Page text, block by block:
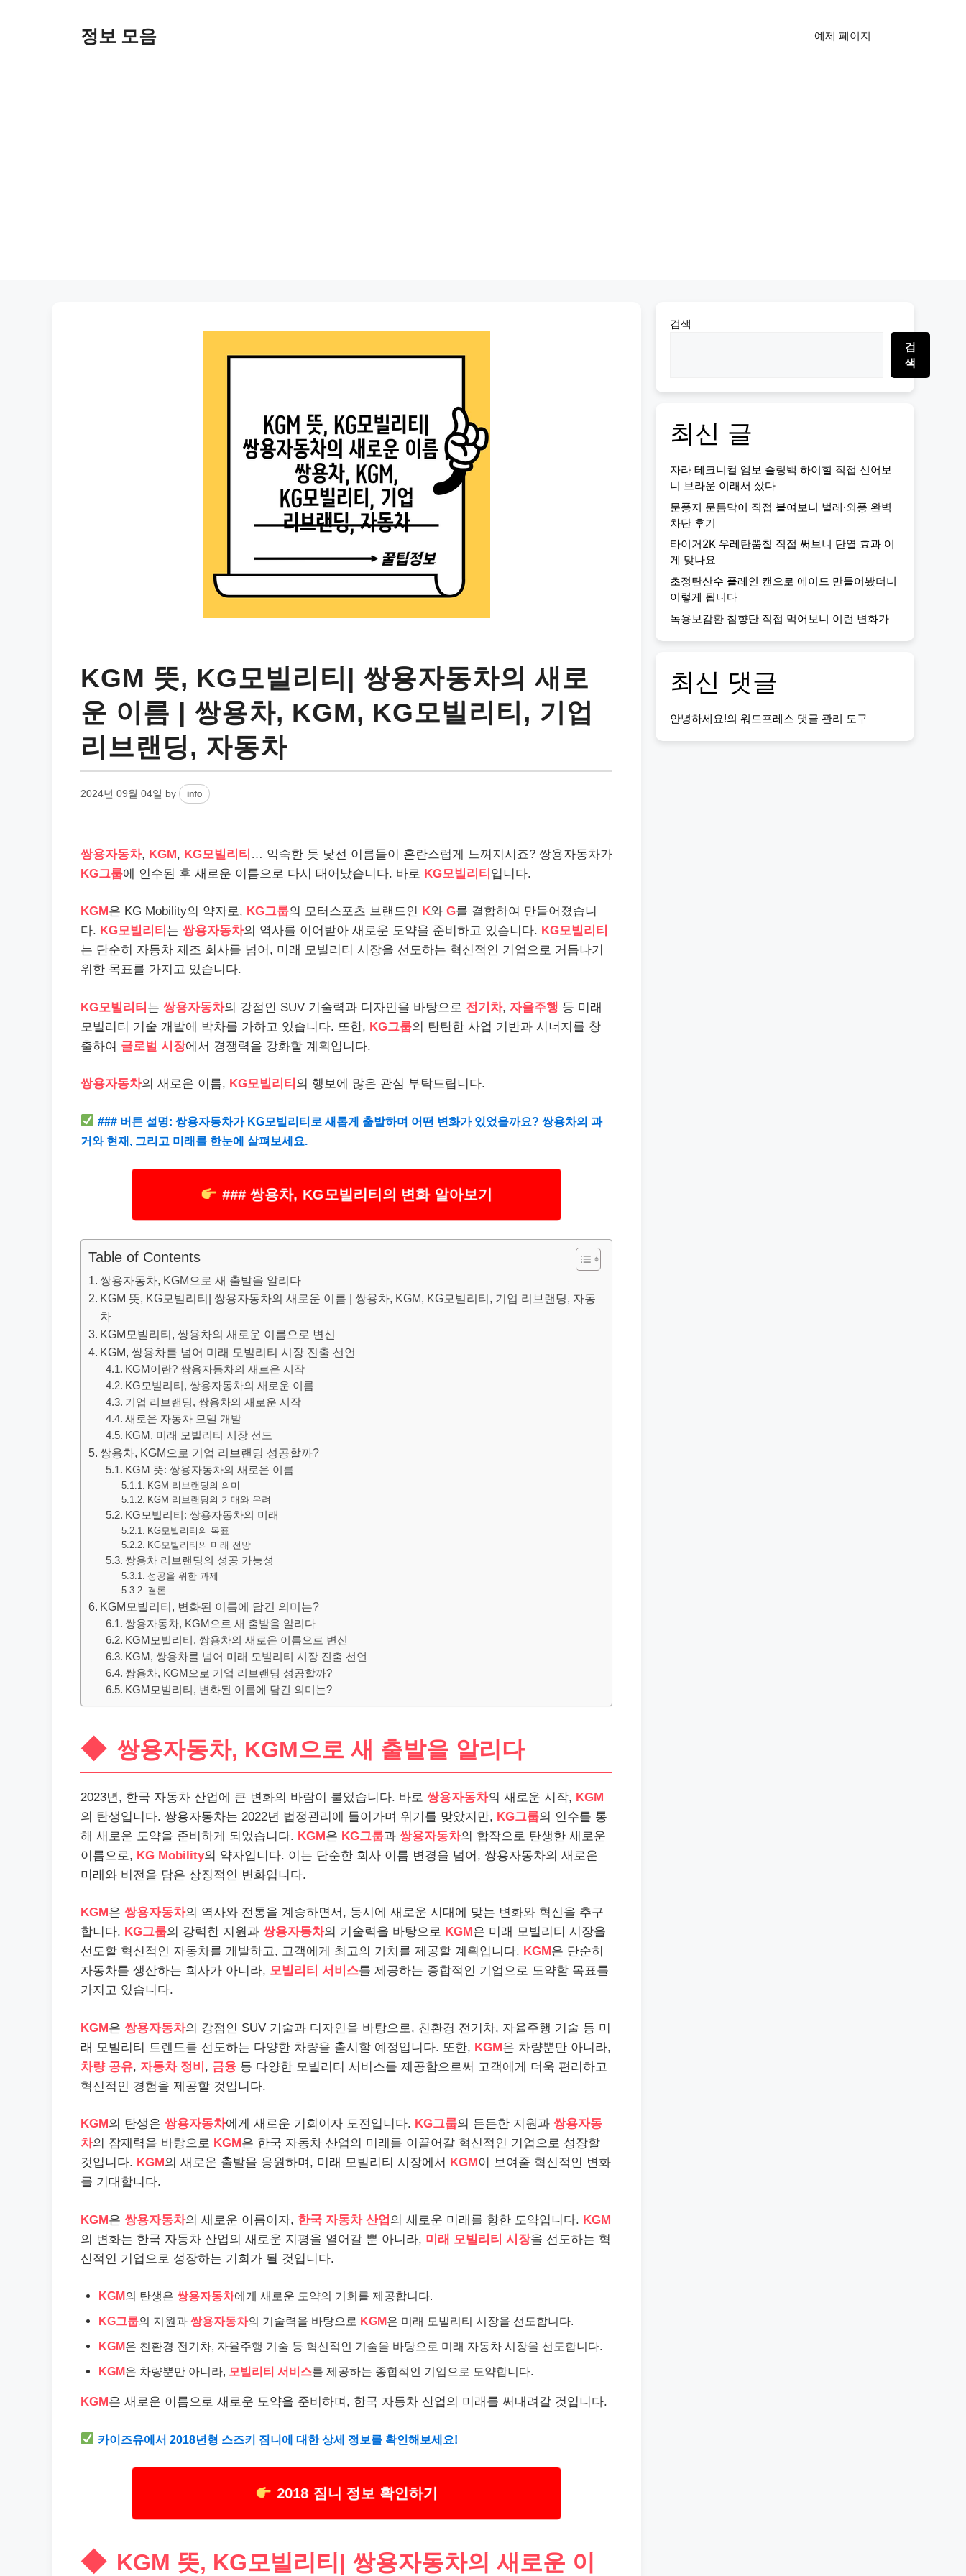
정보 모음 예제 페이지
KGM 뜻, KG모빌리티| 쌍용자동차의 새로
운 이름 | 쌍용차, KGM, KG모빌리티, 기업
리브랜딩, 자동차
2024년 09월 04일 by info
쌍용자동차, KGM, KG모빌리티 … 익숙한 듯 낯선 이름들이 혼란스럽게 느껴지시죠? 쌍용자동차가
KG그룹에 인수된 후 새로운 이름으로 다시 태어났습니다. 바로 KG모빌리티 입니다.
KGM은 KG Mobility의 약자로, KG그룹의 모터스포츠 브랜드인 K와 G를 결합하여 만들어졌습니
다. KG모빌리티 는 쌍용자동차의 역사를 이어받아 새로운 도약을 준비하고 있습니다. KG모빌리티
는 단순히 자동차 제조 회사를 넘어, 미래 모빌리티 시장을 선도하는 혁신적인 기업으로 거듭나기
위한 목표를 가지고 있습니다.
KG모빌리티 는 쌍용자동차의 강점인 SUV 기술력과 디자인을 바탕으로 전기차, 자율주행 등 미래
모빌리티 기술 개발에 박차를 가하고 있습니다. 또한, KG그룹의 탄탄한 사업 기반과 시너지를 창
출하여 글로벌 시장에서 경쟁력을 강화할 계획입니다.
쌍용자동차의 새로운 이름, KG모빌리티 의 행보에 많은 관심 부탁드립니다.
### 버튼 설명: 쌍용자동차가 KG모빌리티로 새롭게 출발하며 어떤 변화가 있었을까요? 쌍용차의 과
거와 현재, 그리고 미래를 한눈에 살펴보세요.
### 쌍용차, KG모빌리티의 변화 알아보기
Table of Contents
쌍용자동차, KGM으로 새 출발을 알리다
KGM 뜻, KG모빌리티| 쌍용자동차의 새로운 이름 | 쌍용차, KGM, KG모빌리티, 기업 리브랜딩, 자동
차
KGM모빌리티, 쌍용차의 새로운 이름으로 변신
KGM, 쌍용차를 넘어 미래 모빌리티 시장 진출 선언
KGM이란? 쌍용자동차의 새로운 시작
KG모빌리티, 쌍용자동차의 새로운 이름
기업 리브랜딩, 쌍용차의 새로운 시작
새로운 자동차 모델 개발
KGM, 미래 모빌리티 시장 선도
쌍용차, KGM으로 기업 리브랜딩 성공할까?
KGM 뜻: 쌍용자동차의 새로운 이름
KGM 리브랜딩의 의미
KGM 리브랜딩의 기대와 우려
KG모빌리티: 쌍용자동차의 미래
KG모빌리티의 목표
KG모빌리티의 미래 전망
쌍용차 리브랜딩의 성공 가능성
성공을 위한 과제
결론
KGM모빌리티, 변화된 이름에 담긴 의미는?
쌍용자동차, KGM으로 새 출발을 알리다
KGM모빌리티, 쌍용차의 새로운 이름으로 변신
KGM, 쌍용차를 넘어 미래 모빌리티 시장 진출 선언
쌍용차, KGM으로 기업 리브랜딩 성공할까?
KGM모빌리티, 변화된 이름에 담긴 의미는?
쌍용자동차, KGM으로 새 출발을 알리다
2023년, 한국 자동차 산업에 큰 변화의 바람이 불었습니다. 바로 쌍용자동차의 새로운 시작, KGM
의 탄생입니다. 쌍용자동차는 2022년 법정관리에 들어가며 위기를 맞았지만, KG그룹의 인수를 통
해 새로운 도약을 준비하게 되었습니다. KGM은 KG그룹과 쌍용자동차의 합작으로 탄생한 새로운
이름으로, KG Mobility의 약자입니다. 이는 단순한 회사 이름 변경을 넘어, 쌍용자동차의 새로운
미래와 비전을 담은 상징적인 변화입니다.
KGM은 쌍용자동차의 역사와 전통을 계승하면서, 동시에 새로운 시대에 맞는 변화와 혁신을 추구
합니다. KG그룹의 강력한 지원과 쌍용자동차의 기술력을 바탕으로 KGM은 미래 모빌리티 시장을
선도할 혁신적인 자동차를 개발하고, 고객에게 최고의 가치를 제공할 계획입니다. KGM은 단순히
자동차를 생산하는 회사가 아니라, 모빌리티 서비스를 제공하는 종합적인 기업으로 도약할 목표를
가지고 있습니다.
KGM은 쌍용자동차의 강점인 SUV 기술과 디자인을 바탕으로, 친환경 전기차, 자율주행 기술 등 미
래 모빌리티 트렌드를 선도하는 다양한 차량을 출시할 예정입니다. 또한, KGM은 차량뿐만 아니라,
차량 공유, 자동차 정비 , 금융 등 다양한 모빌리티 서비스를 제공함으로써 고객에게 더욱 편리하고
혁신적인 경험을 제공할 것입니다.
KGM의 탄생은 쌍용자동차에게 새로운 기회이자 도전입니다. KG그룹의 든든한 지원과 쌍용자동
차의 잠재력을 바탕으로 KGM은 한국 자동차 산업의 미래를 이끌어갈 혁신적인 기업으로 성장할
것입니다. KGM의 새로운 출발을 응원하며, 미래 모빌리티 시장에서 KGM이 보여줄 혁신적인 변화
를 기대합니다.
KGM은 쌍용자동차의 새로운 이름이자, 한국 자동차 산업 의 새로운 미래를 향한 도약입니다. KGM
의 변화는 한국 자동차 산업의 새로운 지평을 열어갈 뿐 아니라, 미래 모빌리티 시장을 선도하는 혁
신적인 기업으로 성장하는 기회가 될 것입니다.
KGM의 탄생은 쌍용자동차에게 새로운 도약의 기회를 제공합니다.
KG그룹의 지원과 쌍용자동차의 기술력을 바탕으로 KGM은 미래 모빌리티 시장을 선도합니다.
KGM은 친환경 전기차, 자율주행 기술 등 혁신적인 기술을 바탕으로 미래 자동차 시장을 선도합니다.
KGM은 차량뿐만 아니라, 모빌리티 서비스를 제공하는 종합적인 기업으로 도약합니다.
KGM은 새로운 이름으로 새로운 도약을 준비하며, 한국 자동차 산업의 미래를 써내려갈 것입니다.
카이즈유에서 2018년형 스즈키 짐니에 대한 상세 정보를 확인해보세요!
2018 짐니 정보 확인하기
KGM 뜻, KG모빌리티| 쌍용자동차의 새로운 이
검색
검
색
최신 글
자라 테크니컬 엠보 슬링백 하이힐 직접 신어보
니 브라운 이래서 샀다
문풍지 문틈막이 직접 붙여보니 벌레·외풍 완벽
차단 후기
타이거2K 우레탄뿜칠 직접 써보니 단열 효과 이
게 맞나요
초정탄산수 플레인 캔으로 에이드 만들어봤더니
이렇게 됩니다
녹용보감환 침향단 직접 먹어보니 이런 변화가
최신 댓글
안녕하세요!의 워드프레스 댓글 관리 도구